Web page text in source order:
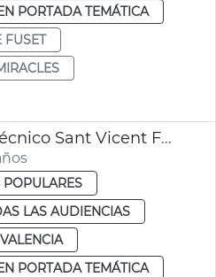
PORTADA TEMÁTICA
FUSET
Espectáculo pirotécnico Sant Vicent Ferrer
POPULARES
LAS AUDIENCIAS
VALENCIA
PORTADA TEMÁTICA